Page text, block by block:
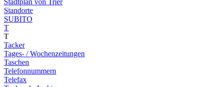
Stadtplan von Trier
Standorte
SUBITO
T
T
Tacker
Tages- / Wochenzeitungen
Taschen
Telefonnummern
Telefax